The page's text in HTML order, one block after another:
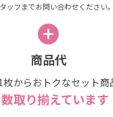
ッフまでお問い合わせください。
商品代
枚からおトクなセット商
取り揃えています